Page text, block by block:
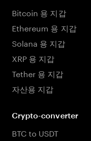
Bitcoin 용 지갑
Ethereum 용 지갑
Solana 용 지갑
XRP 용 지갑
Tether 용 지갑
자산용 지갑
Crypto-converter
BTC to USDT